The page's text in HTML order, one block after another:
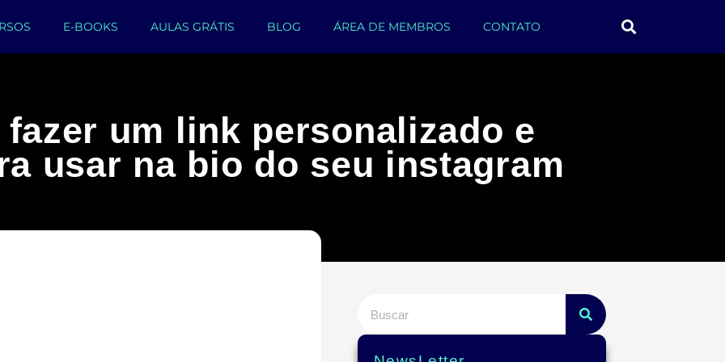
E-BOOKS AULAS GRÁTIS BLOG ÁREA DE MEMBROS CONTATO
um link personalizado e
usar na bio do seu instagram